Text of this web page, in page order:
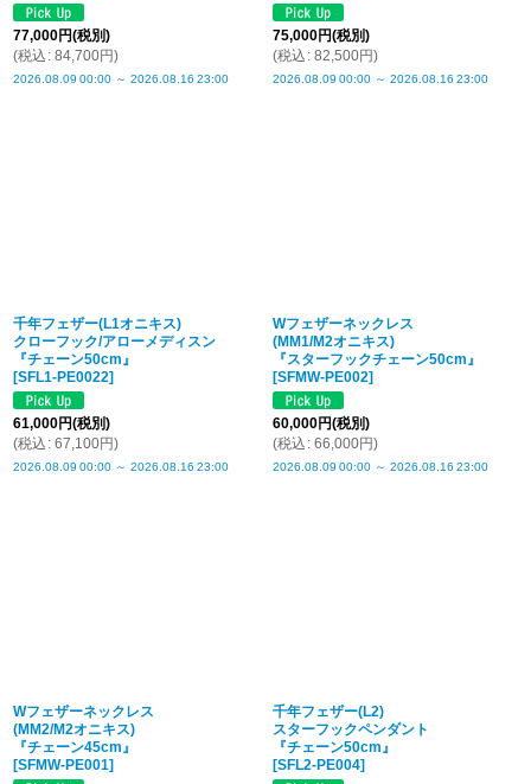
77,000円(税別)
(税込 : 84,700円)
2026.08.09 00:00 ～ 2026.08.16 23:00
75,000円(税別)
(税込 : 82,500円)
2026.08.09 00:00 ～ 2026.08.16 23:00
千年フェザー(L1オニキス)
クローフック/アローメディスン
『チェーン50cm』
[SFL1-PE0022]
61,000円(税別)
(税込 : 67,100円)
2026.08.09 00:00 ～ 2026.08.16 23:00
Wフェザーネックレス
(MM1/M2オニキス)
『スターフックチェーン50cm』
[SFMW-PE002]
60,000円(税別)
(税込 : 66,000円)
2026.08.09 00:00 ～ 2026.08.16 23:00
Wフェザーネックレス
(MM2/M2オニキス)
『チェーン45cm』
[SFMW-PE001]
千年フェザー(L2)
スターフックペンダント
『チェーン50cm』
[SFL2-PE004]